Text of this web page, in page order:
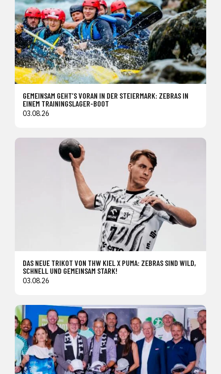
GEMEINSAM GEHT’S VORAN IN DER STEIERMARK: ZEBRAS IN
EINEM TRAININGSLAGER-BOOT
03.08.26
DAS NEUE TRIKOT VON THW KIEL X PUMA: ZEBRAS SIND WILD,
SCHNELL UND GEMEINSAM STARK!
03.08.26